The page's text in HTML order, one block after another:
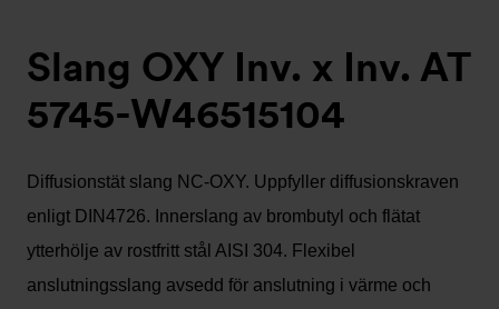
Slang OXY Inv. x Inv. AT
5745-W46515104
Diffusionstät slang NC-OXY. Uppfyller diffusionskraven
enligt DIN4726. Innerslang av brombutyl och flätat
ytterhölje av rostfritt stål AISI 304. Flexibel
anslutningsslang avsedd för anslutning i värme och